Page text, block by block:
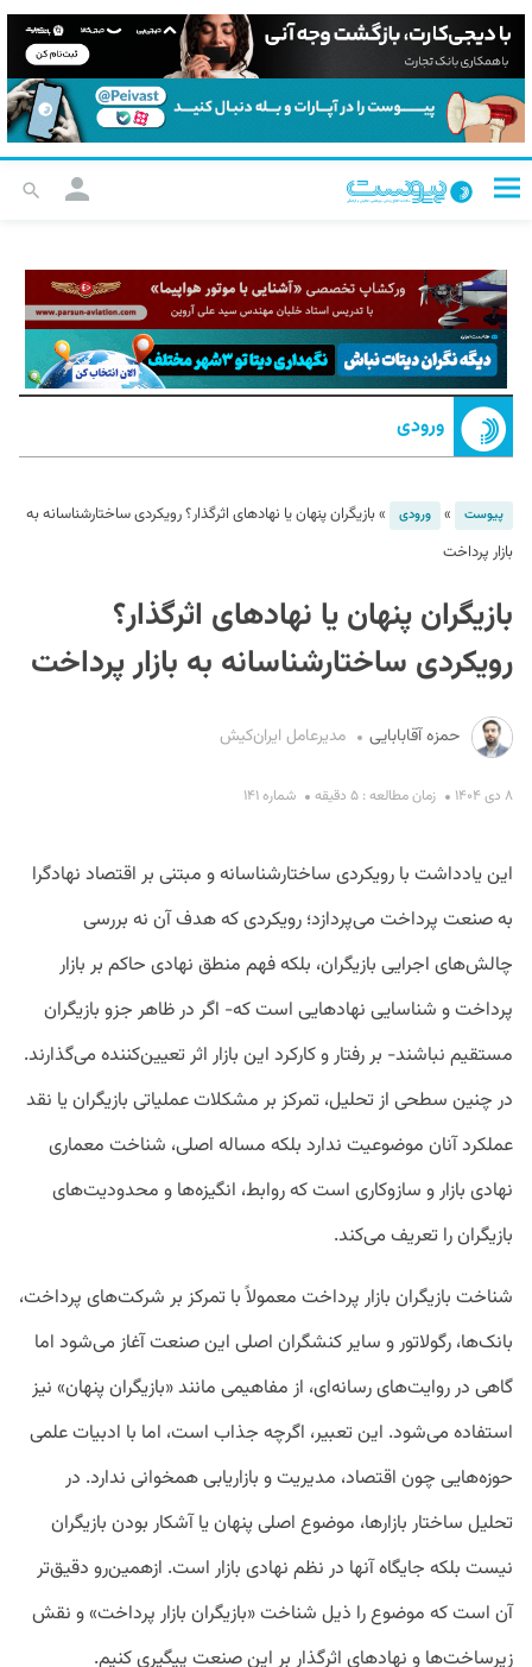
ورودی
پیوست » ورودی »بازیگران پنهان یا نهادهای اثرگذار؟ رویکردی ساختارشناسانه به
بازار پرداخت
بازیگران پنهان یا نهادهای اثرگذار؟
رویکردی ساختارشناسانه به بازار پرداخت
حمزه آقابابایی مدیرعامل ایران‌کیش
۸ دی ۱۴۰۴ زمان مطالعه : ۵ دقیقه شماره ۱۴۱
این یادداشت با رویکردی ساختارشناسانه و مبتنی بر اقتصاد نهادگرا
به صنعت پرداخت می‌پردازد؛ رویکردی که هدف آن نه بررسی
چالش‌های اجرایی بازیگران، بلکه فهم منطق نهادی حاکم بر بازار
پرداخت و شناسایی نهادهایی است که- اگر در ظاهر جزو بازیگران
مستقیم نباشند- بر رفتار و کارکرد این بازار اثر تعیین‌کننده می‌گذارند.
در چنین سطحی از تحلیل، تمرکز بر مشکلات عملیاتی بازیگران یا نقد
عملکرد آنان موضوعیت ندارد بلکه مساله اصلی، شناخت معماری
نهادی بازار و سازوکاری است که روابط، انگیزه‌ها و محدودیت‌های
بازیگران را تعریف می‌کند.
شناخت بازیگران بازار پرداخت معمولاً با تمرکز بر شرکت‌های پرداخت،
بانک‌ها، رگولاتور و سایر کنشگران اصلی این صنعت آغاز می‌شود اما
گاهی در روایت‌های رسانه‌ای، از مفاهیمی مانند «بازیگران پنهان» نیز
استفاده می‌شود. این تعبیر، اگرچه جذاب است، اما با ادبیات علمی
حوزه‌هایی چون اقتصاد، مدیریت و بازاریابی همخوانی ندارد. در
تحلیل ساختار بازارها، موضوع اصلی پنهان یا آشکار بودن بازیگران
نیست بلکه جایگاه آنها در نظم نهادی بازار است. ازهمین‌رو دقیق‌تر
آن است که موضوع را ذیل شناخت «بازیگران بازار پرداخت» و نقش
زیرساخت‌ها و نهادهای اثرگذار بر این صنعت پیگیری کنیم.